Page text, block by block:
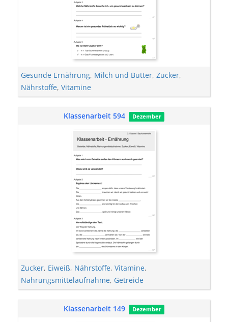
Gesunde Ernährung, Milch und Butter, Zucker,
Nährstoffe, Vitamine
Klassenarbeit 594 Dezember
Zucker, Eiweiß, Nährstoffe, Vitamine,
Nahrungsmittelaufnahme, Getreide
Klassenarbeit 149 Dezember